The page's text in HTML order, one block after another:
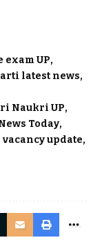
exam UP
latest news
Naukri UP
Today
vacancy update